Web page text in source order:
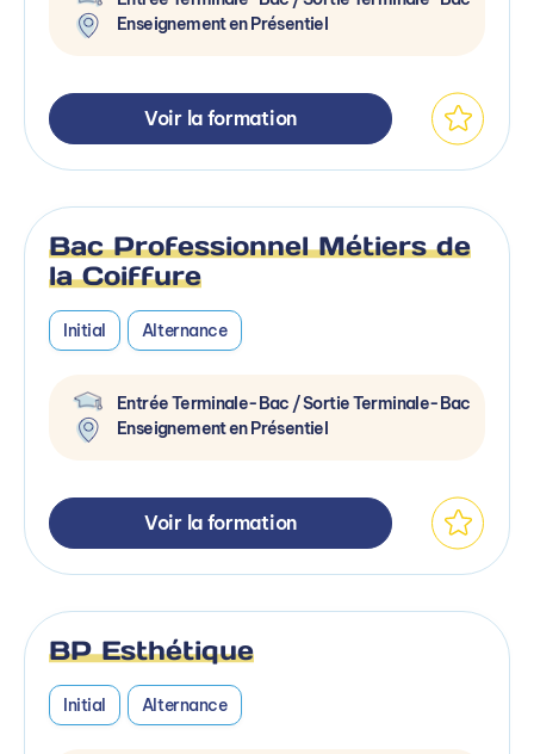
Enseignement en Présentiel
Voir la formation
Bac Professionnel Métiers de
la Coiffure
Initial Alternance
Entrée Terminale-Bac / Sortie Terminale-Bac
Enseignement en Présentiel
Voir la formation
BP Esthétique
Initial Alternance